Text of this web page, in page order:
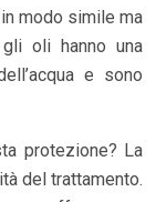
modo simile ma
oli hanno una
e sono
protezione? La
del trattamento.